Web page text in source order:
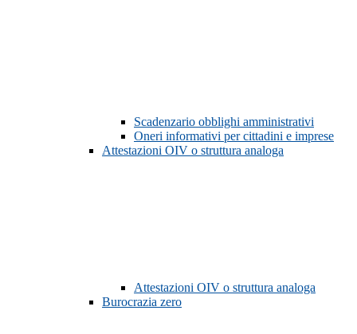
Scadenzario obblighi amministrativi
Oneri informativi per cittadini e imprese
Attestazioni OIV o struttura analoga
Attestazioni OIV o struttura analoga
Burocrazia zero